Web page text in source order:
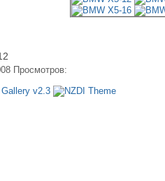
Просмотров: